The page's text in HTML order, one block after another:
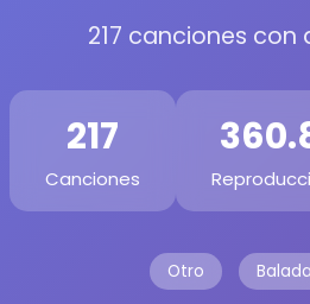
217 canciones
217
Canciones
Otro Balada